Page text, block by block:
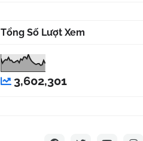
Tổng Số Lượt Xem
3,602,301